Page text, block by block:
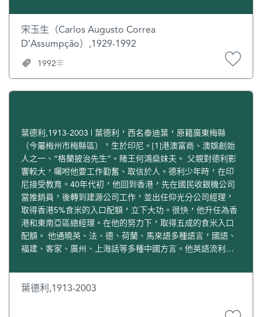
澳門公民協會的立法議員，與當時的澳督高斯達在立法會頒
佈法令的權限問題上意見嚴重分歧，導致澳督要求葡萄牙總
統解散立法會。同年8月，立法會改選，再度當選並重任立法
會主席。1988年9月，在第四屆立法會選舉中連任議員、立法
會主席，同年9月，獲委任為澳門基本法起草委員會委員。此
外還擔任澳門成人教育促進會大會主席，澳門法學會大會主
席，澳門律師公會會長等職務。曾在1971年獲授殷皇子勳
宋玉生（Carlos Augusto Correa
D’Assumpção）,1929-1992
1992年
葉德利,1913-2003 | 葉德利，西名泰迪葉，原籍廣東梅縣
（今屬梅州市梅縣區），生於印尼。[1]港澳富商、澳娛創始
人之一、“格蘭披治先生”。賭王何鴻燊妹夫。 父親對德利影
響較大，囑咐他要工作勤奮、取信於人。德利少年時，在印
尼接受教育。40年代初，他回到香港，先在國民收銀機公司
當推銷員，後轉到建源公司工作，並出任仰光分公司經理，
取得香港5%食米的入口配額，立下大功。很快，他升任為香
港和東南亞區總經理。在他的努力下，取得五成的食米入口
配額。 他通曉英、法、德、荷蘭、馬來語多種語言，國語、
福建、客家、廣州、上海話等多種中國方言。他英語流利，
錢交給他，請他代為投資，因此，他賺了不少錢。 1961
年，“職業賭王”之稱的葉漢忽然來找德利。原來葉漢兩次出
但他不服輸，希望能與德利合作。德利聽了葉漢的建議，當
葉德利,1913-2003